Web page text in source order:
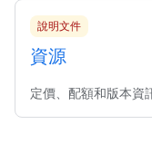
說明文件
資源
定價、配額和版本資